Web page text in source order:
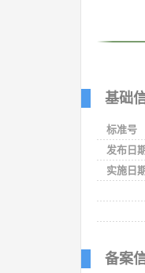
基础
标准号
发布日期
实施日期
备案